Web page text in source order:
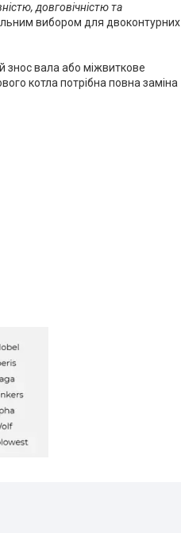
довговічністю та
вибором для двоконтурних
знос вала або міжвиткове
котла потрібна повна заміна